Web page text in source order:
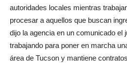
autoridades locales mientras
procesar a aquellos que buscan
dijo la agencia en un comunicado el
trabajando para poner en marcha
área de Tucson y mantiene